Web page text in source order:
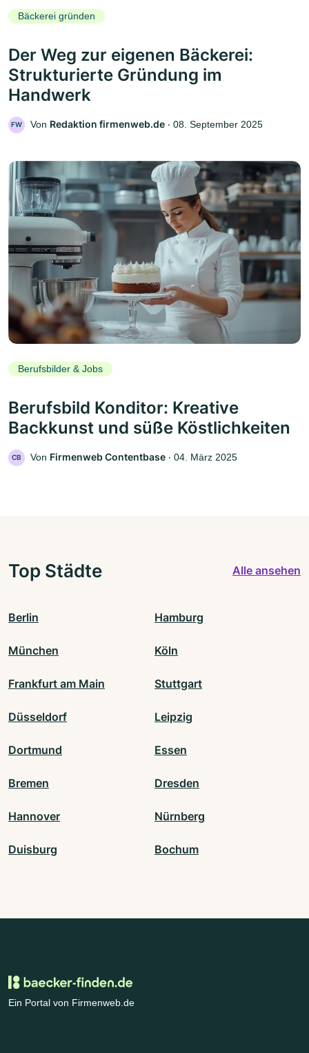
Bäckerei gründen
Der Weg zur eigenen Bäckerei:
Strukturierte Gründung im
Handwerk
FW Von Redaktion firmenweb.de ‧ 08. September 2025
Berufsbilder & Jobs
Berufsbild Konditor: Kreative
Backkunst und süße Köstlichkeiten
CB Von Firmenweb Contentbase ‧ 04. März 2025
Top Städte Alle ansehen
Berlin Hamburg
München Köln
Frankfurt am Main Stuttgart
Düsseldorf Leipzig
Dortmund Essen
Bremen Dresden
Hannover Nürnberg
Duisburg Bochum
Ein Portal von Firmenweb.de